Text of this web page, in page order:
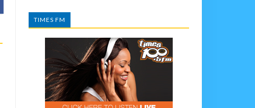
TIMES FM